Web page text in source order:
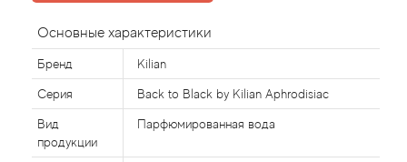
Основные характеристики
Бренд Kilian
Серия Back to Black by Kilian Aphrodisiac
Вид
продукции
Парфюмированная вода
Aedes de Venustas
Aerin Lauder
Affinessence